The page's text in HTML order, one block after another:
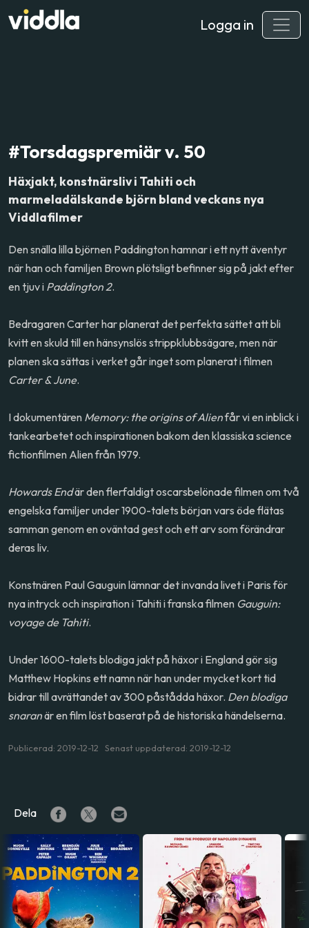
Logga in
#Torsdagspremiär v. 50
Häxjakt, konstnärsliv i Tahiti och
marmeladälskande björn bland veckans nya
Viddlafilmer
Den snälla lilla björnen Paddington hamnar i ett nytt äventyr
när han och familjen Brown plötsligt befinner sig på jakt efter
en tjuv i Paddington 2.
Bedragaren Carter har planerat det perfekta sättet att bli
kvitt en skuld till en hänsynslös strippklubbsägare, men när
planen ska sättas i verket går inget som planerat i filmen
Carter & June.
I dokumentären Memory: the origins of Alienfår vi en inblick i
tankearbetet och inspirationen bakom den klassiska science
fictionfilmen Alien från 1979.
Howards Endär den flerfaldigt oscarsbelönade filmen om två
engelska familjer under 1900-talets början vars öde flätas
samman genom en oväntad gest och ett arv som förändrar
deras liv.
Konstnären Paul Gauguin lämnar det invanda livet i Paris för
nya intryck och inspiration i Tahiti i franska filmen Gauguin:
voyage de Tahiti.
Under 1600-talets blodiga jakt på häxor i England gör sig
Matthew Hopkins ett namn när han under mycket kort tid
bidrar till avrättandet av 300 påstådda häxor. Den blodiga
snaranär en film löst baserat på de historiska händelserna.
Publicerad: 2019-12-12 Senast uppdaterad: 2019-12-12
Dela